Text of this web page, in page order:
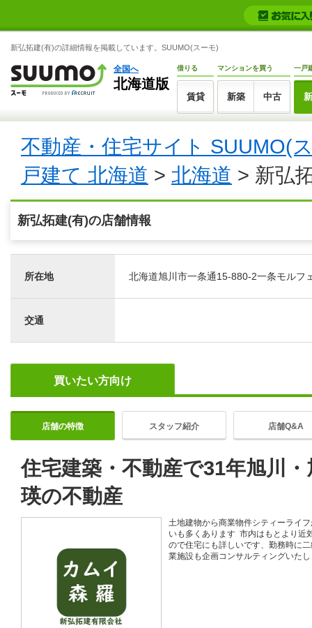
新弘拓建(有)の詳細情報を掲載しています。SUUMO(スーモ)
全国へ
北海道版
借りる
賃貸
マンションを買う
新築 中古
一戸
不動産・住宅サイト SUUMO(
戸建て 北海道 > 北海道 > 新弘
新弘拓建(有)の店舗情報
所在地 北海道旭川市一条通15-880-2一条モルフ
交通
買いたい方向け
店舗の特徴 スタッフ紹介 店舗Q&A
住宅建築・不動産で31年旭川
瑛の不動産
土地建物から商業物件シティーライ
いも多くあります 市内はもとより近
ので住宅にも詳しいです、勤務時に
業施設も企画コンサルティングいた